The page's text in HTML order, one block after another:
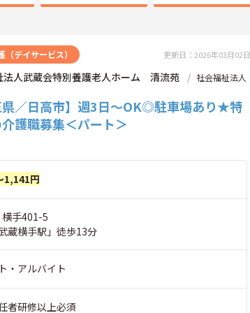
（デイサービス） 更新日：2026年03月02日
法人武蔵会特別養護老人ホーム 清流苑 社会福祉法人
／日高市】週3日～OK◎駐車場あり★特
護職募集＜パート＞
1,141円
手401-5
蔵横手駅」徒歩13分
・アルバイト
者研修以上必須